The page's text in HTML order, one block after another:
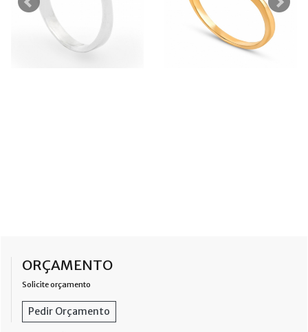
ORÇAMENTO
Solicite orçamento
Pedir Orçamento